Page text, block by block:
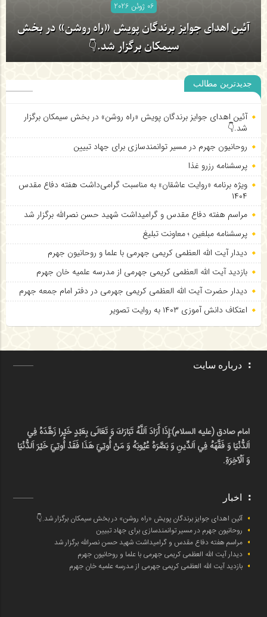
06 ژوئن 2026
آئین اهدای جوایز برندگان پویش «راه روشن» در بخش
سیمکان برگزار شد.👇
جدیدترین مطالب
آئین اهدای جوایز برندگان پویش «راه روشن» در بخش سیمکان برگزار
شد.👇
روحانیون جهرم در مسیر توانمندسازی برای جهاد تبیین
پرسشنامه رزرو غذا
ویژه برنامه «روایت عاشقان» به مناسبت گرامی‌داشت هفته دفاع مقدس
۱۴۰۴
مراسم هفته دفاع مقدس و گرامیداشت شهید حسن نصرالله برگزار شد
پرسشنامه مبلغین ؛ معاونت تبلیغ
دیدار آیت الله العظمی کریمی جهرمی با علما و روحانیون جهرم
بازدید آیت الله العظمی کریمی جهرمی از مدرسه علمیه خان جهرم
دیدار حضرت آیت الله العظمی کریمی جهرمی در دفتر امام جمعه جهرم
اعتکاف دانش آموزی ۱۴۰۳ به روایت تصویر
درباره سایت
امام صادق (علیه السلام):إِذَا أَرَادَ اَللَّهُ تَبَارَكَ وَ تَعَالَى بِعَبْدٍ خَيْرا زَهَّدَهُ فِي
اَلدُّنْيَا وَ فَقَّهَهُ فِي اَلدِّينِ وَ بَصَّرَهُ عُيُوبَهُ وَ مَنْ أُوتِيَ هَذَا فَقَدْ أُوتِيَ خَيْرَ اَلدُّنْيَا
وَ اَلْآخِرَةِ.
اخبار
آئین اهدای جوایز برندگان پویش «راه روشن» در بخش سیمکان برگزار شد.👇
روحانیون جهرم در مسیر توانمندسازی برای جهاد تبیین
مراسم هفته دفاع مقدس و گرامیداشت شهید حسن نصرالله برگزار شد
دیدار آیت الله العظمی کریمی جهرمی با علما و روحانیون جهرم
بازدید آیت الله العظمی کریمی جهرمی از مدرسه علمیه خان جهرم